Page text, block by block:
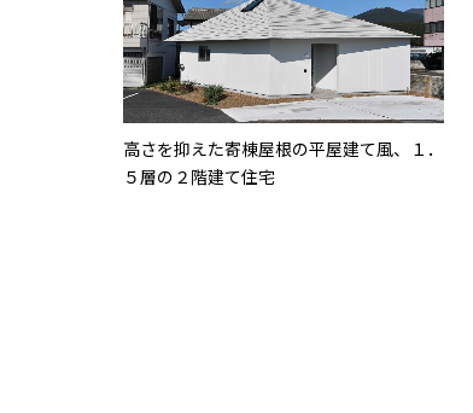
高さを抑えた寄棟屋根の平屋建て風、１．
５層の２階建て住宅